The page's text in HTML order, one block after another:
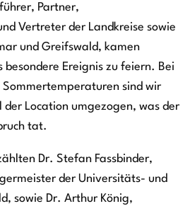
Partner,
Vertreter der Landkreise sowie
und Greifswald, kamen
besondere Ereignis zu feiern. Bei
Sommertemperaturen sind wir
der Location umgezogen, was der
tat.
Dr. Stefan Fassbinder,
der Universitäts- und
sowie Dr. Arthur König,